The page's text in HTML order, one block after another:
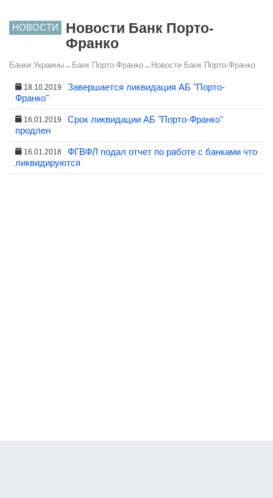
НОВОСТИ
Новости Банк Порто-
Франко
Банки Украины→ Банк Порто-Франко→ Новости Банк Порто-Франко
18.10.2019
Завершается ликвидация АБ "Порто-
Франко"
16.01.2019
Срок ликвидации АБ "Порто-Франко"
продлен
16.01.2018
ФГВФЛ подал отчет по работе с банками что
ликвидируются